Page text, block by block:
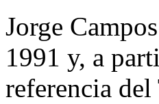
Jorge
1991 y, a
referencia del